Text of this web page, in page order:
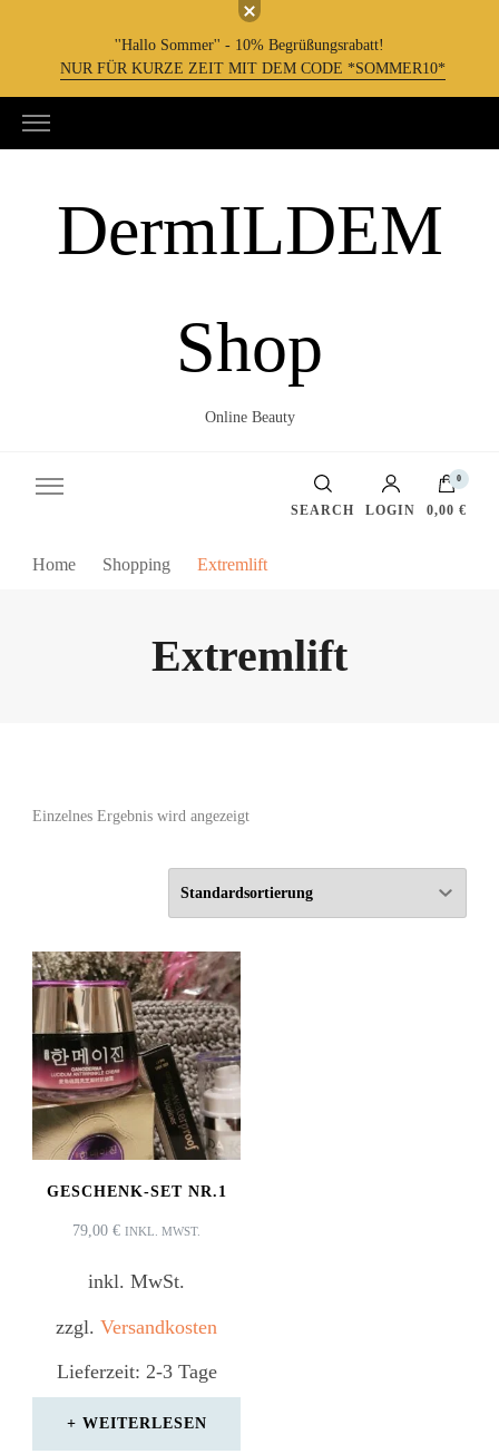
''Hallo Sommer'' - 10% Begrüßungsrabatt!
NUR FÜR KURZE ZEIT MIT DEM CODE *SOMMER10*
DermILDEM
Shop
Online Beauty
SEARCH LOGIN
0
0,00 €
Home Shopping Extremlift
Extremlift
Einzelnes Ergebnis wird angezeigt
GESCHENK-SET NR.1
79,00€ INKL. MWST.
inkl. MwSt.
zzgl.Versandkosten
Lieferzeit: 2-3 Tage
WEITERLESEN